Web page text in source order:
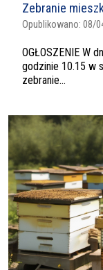
Zebranie
Opublikowano: 08/
OGŁOSZENIE W
godzinie 10.15 w
zebranie...